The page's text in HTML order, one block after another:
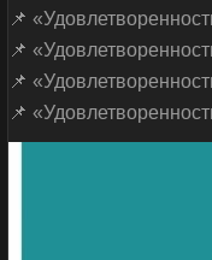
📌
📌
📌
📌